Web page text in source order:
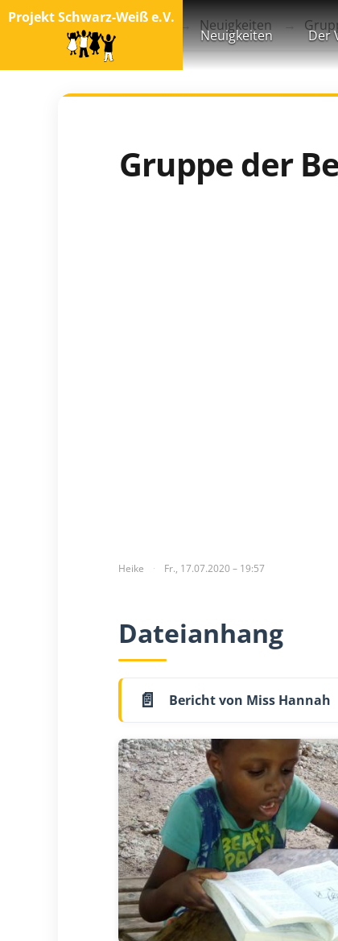
Projekt Schwarz-Weiß e.V.
Neuigkeiten
Der
Startseite Blog Neuigkeiten
Gruppe der
Heike Fr., 17.07.2020 – 19:57
Dateianhang
Bericht von Miss Hannah